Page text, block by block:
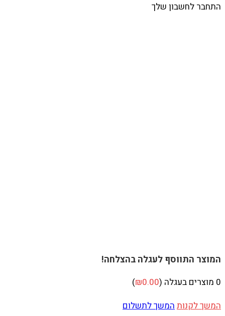
התחבר לחשבון שלך
המוצר התווסף לעגלה בהצלחה!
0 מוצרים בעגלה ( ₪0.00
)
המשך לקנותהמשך לתשלום